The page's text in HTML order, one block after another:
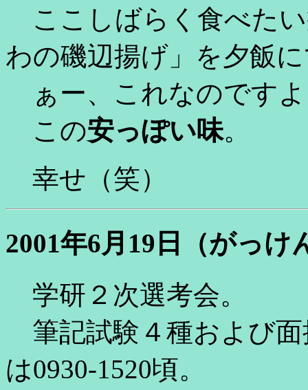
ここしばらく食べた
わの磯辺揚げ」を夕飯
ぁー、これなのです
この安っぽい味。
幸せ（笑）
2001年6月19日（がっけ
学研２次選考会。
筆記試験４種および面
は0930-1520頃。